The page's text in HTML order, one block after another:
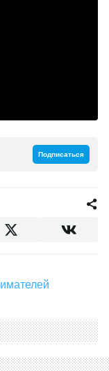
Подписаться